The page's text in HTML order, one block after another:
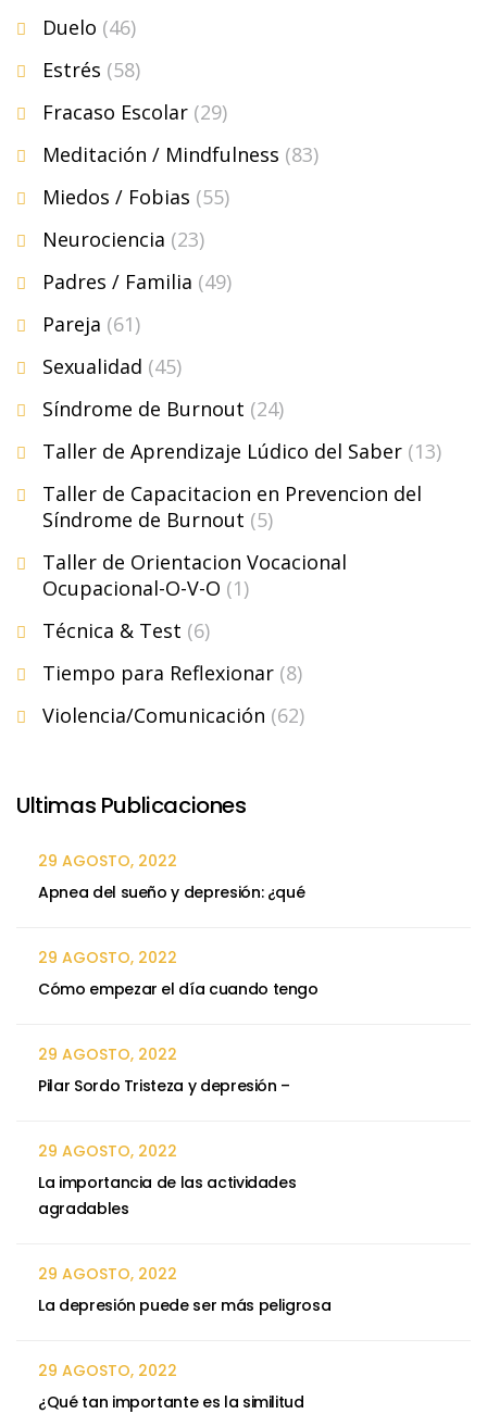
Duelo (46)
Estrés (58)
Fracaso Escolar (29)
Meditación / Mindfulness (83)
Miedos / Fobias (55)
Neurociencia (23)
Padres / Familia (49)
Pareja (61)
Sexualidad (45)
Síndrome de Burnout (24)
Taller de Aprendizaje Lúdico del Saber (13)
Taller de Capacitacion en Prevencion del
Síndrome de Burnout (5)
Taller de Orientacion Vocacional
Ocupacional-O-V-O (1)
Técnica & Test (6)
Tiempo para Reflexionar (8)
Violencia/Comunicación (62)
Ultimas Publicaciones
29 AGOSTO, 2022
Apnea del sueño y depresión: ¿qué
29 AGOSTO, 2022
Cómo empezar el día cuando tengo
29 AGOSTO, 2022
Pilar Sordo Tristeza y depresión –
29 AGOSTO, 2022
La importancia de las actividades
agradables
29 AGOSTO, 2022
La depresión puede ser más peligrosa
29 AGOSTO, 2022
¿Qué tan importante es la similitud